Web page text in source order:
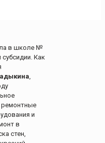
в школе №
Как
,
и
в
стен,